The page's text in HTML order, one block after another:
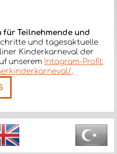
Teilnehmende und
und tagesaktuelle
Kinderkarneval der
unserem Intagram-Profil:
.